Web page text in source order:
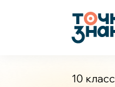
10 класс